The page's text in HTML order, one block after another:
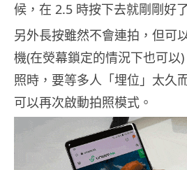
候，在 2.5 時按下去就剛剛好
另外長按雖然不會連拍，但可
機(在熒幕鎖定的情況下也可以
照時，要等多人「埋位」太久
可以再次啟動拍照模式。